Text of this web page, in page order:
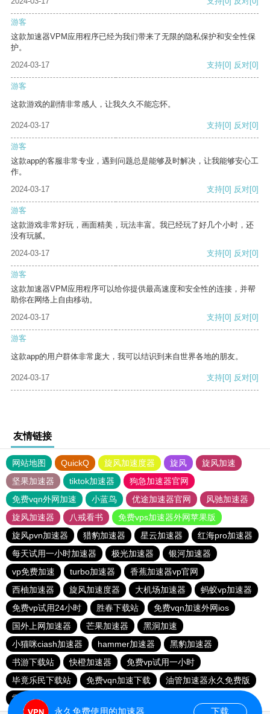
游客
这款加速器VPM应用程序已经为我们带来了无限的隐私保护和安全性保
护。
2024-03-17
支持[0] 反对[0]
游客
这款游戏的剧情非常感人，让我久久不能忘怀。
2024-03-17 支持[0] 反对[0]
游客
这款app的客服非常专业，遇到问题总是能够及时解决，让我能够安心工
作。
2024-03-17
支持[0] 反对[0]
游客
这款游戏非常好玩，画面精美，玩法丰富。我已经玩了好几个小时，还
没有玩腻。
2024-03-17
支持[0] 反对[0]
游客
这款加速器VPM应用程序可以给你提供最高速度和安全性的连接，并帮
助你在网络上自由移动。
2024-03-17
支持[0] 反对[0]
游客
这款app的用户群体非常庞大，我可以结识到来自世界各地的朋友。
2024-03-17 支持[0] 反对[0]
友情链接
网站地图 QuickQ 旋风加速度器 旋风
旋风加速
坚果加速器
tiktok加速器
狗急加速器官网
免费vqn外网加速
小蓝鸟 优途加速器官网
风驰加速器
旋风加速器
八戒看书
免费vps加速器外网苹果版
旋风pvn加速器
猎豹加速器 星云加速器
红海pro加速器
每天试用一小时加速器
极光加速器
银河加速器
vp免费加速
turbo加速器
香蕉加速器vp官网
西柚加速器
旋风加速度器 大机场加速器
蚂蚁vp加速器
免费vp试用24小时
胜春下载站
免费vqn加速外网ios
国外上网加速器
芒果加速器
黑洞加速
小猫咪ciash加速器
hammer加速器
黑豹加速器
书游下载站
快橙加速器
免费vp试用一小时
毕竟乐民下载站
免费vqn加速下载
油管加速器永久免费版
雷霆加速免费永久
永久免费使用的加速器 下载